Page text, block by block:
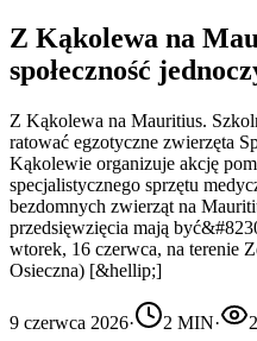
Z Kąkolewa na
społeczność
Z Kąkolewa na Mauritius.
ratować egzotyczne zwierzęta
Kąkolewie organizuje akcję
specjalistycznego sprzętu
bezdomnych zwierząt na
przedsięwzięcia mają
wtorek, 16 czerwca, na terenie
Osieczna) [&hellip;]
9 czerwca 2026· 2 MIN·